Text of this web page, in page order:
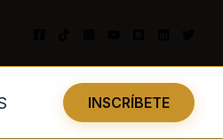
INSCRÍBETE